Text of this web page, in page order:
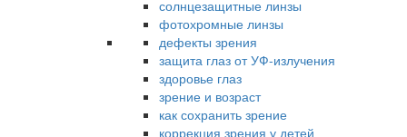
солнцезащитные линзы
фотохромные линзы
дефекты зрения
защита глаз от УФ-излучения
здоровье глаз
зрение и возраст
как сохранить зрение
коррекция зрения у детей